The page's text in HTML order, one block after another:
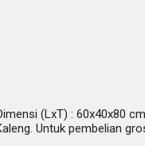
(LxT) : 60x40x80
Untuk pembelian